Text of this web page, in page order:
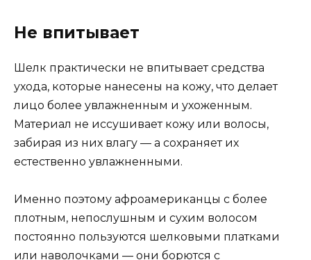
Не впитывает
Шелк практически не впитывает средства
ухода, которые нанесены на кожу, что делает
лицо более увлажненным и ухоженным.
Материал не иссушивает кожу или волосы,
забирая из них влагу — а сохраняет их
естественно увлажненными.
Именно поэтому афроамериканцы с более
плотным, непослушным и сухим волосом
постоянно пользуются шелковыми платками
или наволочками — они борются с